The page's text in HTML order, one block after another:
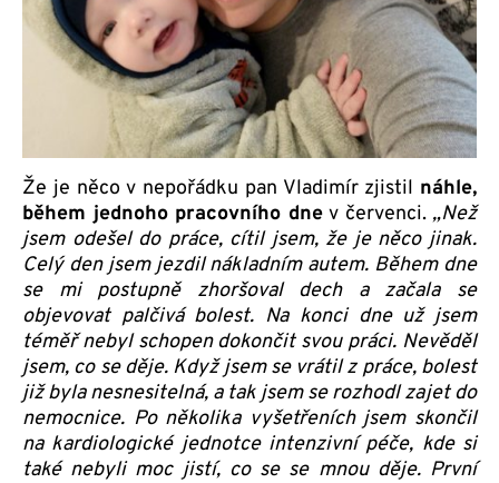
Že je něco v nepořádku pan Vladimír zjistil náhle,
během jednoho pracovního dnev červenci. „Než
jsem odešel do práce, cítil jsem, že je něco jinak.
Celý den jsem jezdil nákladním autem. Během dne
se mi postupně zhoršoval dech a začala se
objevovat palčivá bolest. Na konci dne už jsem
téměř nebyl schopen dokončit svou práci. Nevěděl
jsem, co se děje. Když jsem se vrátil z práce, bolest
již byla nesnesitelná, a tak jsem se rozhodl zajet do
nemocnice. Po několika vyšetřeních jsem skončil
na kardiologické jednotce intenzivní péče, kde si
také nebyli moc jistí, co se se mnou děje. První